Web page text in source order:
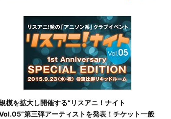
模を拡大し開催する“リスアニ！ナイト
第三弾アーティストを発表！チケット一般